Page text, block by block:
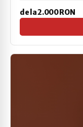
de la 2.000 RON